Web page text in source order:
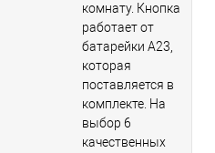
комнату. Кнопка
работает от
батарейки А23,
которая
поставляется в
комплекте. На
выбор 6
качественных